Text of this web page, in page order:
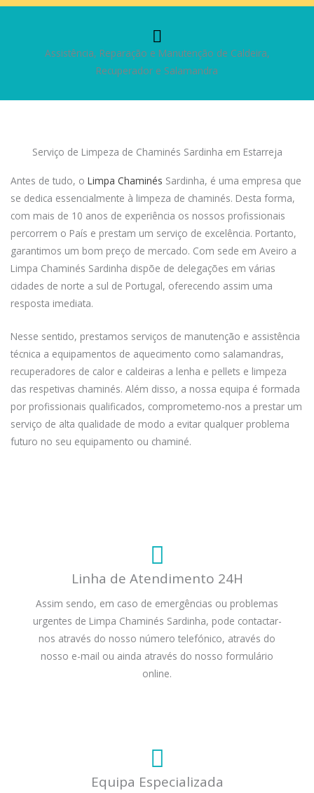
Assistência, Reparação e Manutenção de Caldeira,
Recuperador e Salamandra
Serviço de Limpeza de Chaminés Sardinha em Estarreja
Antes de tudo, o Limpa Chaminés Sardinha, é uma empresa que
se dedica essencialmente à limpeza de chaminés. Desta forma,
com mais de 10 anos de experiência os nossos profissionais
percorrem o País e prestam um serviço de excelência. Portanto,
garantimos um bom preço de mercado. Com sede em Aveiro a
Limpa Chaminés Sardinha dispõe de delegações em várias
cidades de norte a sul de Portugal, oferecendo assim uma
resposta imediata.
Nesse sentido, prestamos serviços de manutenção e assistência
técnica a equipamentos de aquecimento como salamandras,
recuperadores de calor e caldeiras a lenha e pellets e limpeza
das respetivas chaminés. Além disso, a nossa equipa é formada
por profissionais qualificados, comprometemo-nos a prestar um
serviço de alta qualidade de modo a evitar qualquer problema
futuro no seu equipamento ou chaminé.
Linha de Atendimento 24H
Assim sendo, em caso de emergências ou problemas
urgentes de Limpa Chaminés Sardinha, pode contactar-
nos através do nosso número telefónico, através do
nosso e-mail ou ainda através do nosso formulário
online.
Equipa Especializada